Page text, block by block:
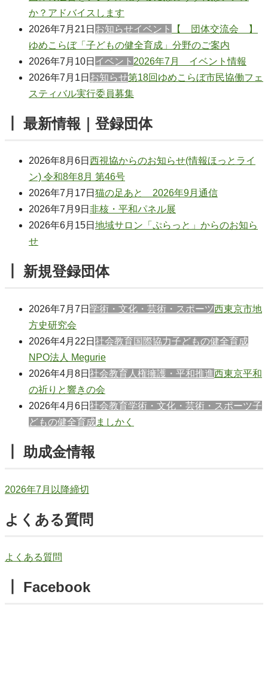
か？アドバイスします
2026年7月21日 お知らせイベント
【 団体交流会 】
ゆめこらぼ「子どもの健全育成」分野のご案内
2026年7月10日 イベント 2026年7月 イベント情報
2026年7月1日 お知らせ第18回ゆめこらぼ市民協働フェ
スティバル実行委員募集
┃ 最新情報｜登録団体
2026年8月6日 西視協からのお知らせ(情報ほっとライ
ン) 令和8年8月 第46号
2026年7月17日 猫の足あと 2026年9月通信
2026年7月9日 非核・平和パネル展
2026年6月15日 地域サロン「ぷらっと」からのお知ら
せ
┃ 新規登録団体
2026年7月7日 学術・文化・芸術・スポーツ西東京市地
方史研究会
2026年4月22日 社会教育国際協力子どもの健全育成
NPO法人 Megurie
2026年4月8日 社会教育 人権擁護・平和推進西東京平和
の祈りと響きの会
2026年4月6日 社会教育学術・文化・芸術・スポーツ子
どもの健全育成ましかく
┃ 助成金情報
2026年7月以降締切
よくある質問
よくある質問
┃ Facebook